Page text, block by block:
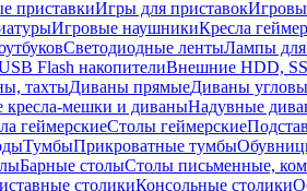
приставкиИгры для приставок
Игровые наушникиКресла
Светодиодные лентыЛампы
Flash накопителиВнешние HDD,
тахтыДиваны прямыеДиваны
кресла-мешки и диваныНадувные
геймерскиеСтолы геймерские
ТумбыПрикроватные тумбы
Барные столыСтолы письменные,
столикиКонсольные столики